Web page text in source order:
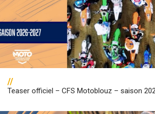
//
Teaser officiel – CFS Motoblouz – saison